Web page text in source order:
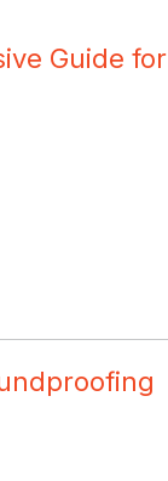
Guide for